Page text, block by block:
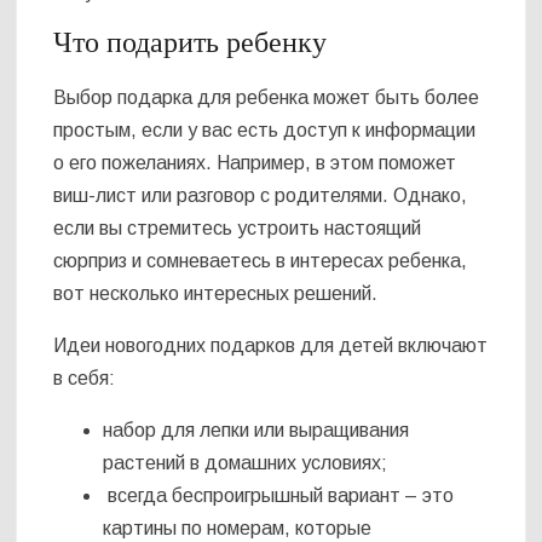
Что подарить ребенку
Выбор подарка для ребенка может быть более
простым, если у вас есть доступ к информации
о его пожеланиях. Например, в этом поможет
виш-лист или разговор с родителями. Однако,
если вы стремитесь устроить настоящий
сюрприз и сомневаетесь в интересах ребенка,
вот несколько интересных решений.
Идеи новогодних подарков для детей включают
в себя:
набор для лепки или выращивания
растений в домашних условиях;
всегда беспроигрышный вариант – это
картины по номерам, которые